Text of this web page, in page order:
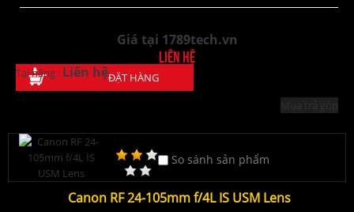
Giá tại 1789tech.vn
Liên hệ
Tại hãng : Liên hệĐẶT HÀNG
So sánh sản phẩm
Canon RF 24-105mm f/4L IS USM Lens